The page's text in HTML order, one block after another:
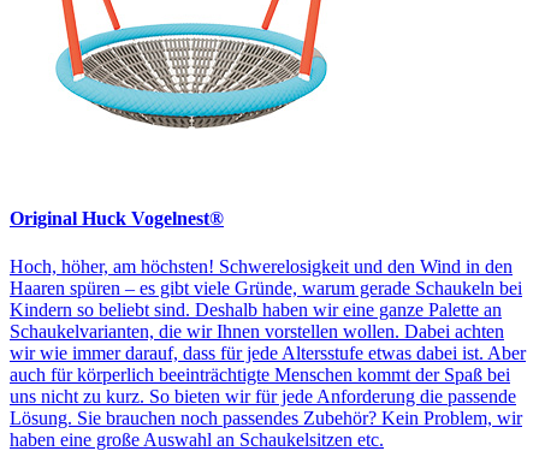
Original Huck Vogelnest®
Hoch, höher, am höchsten! Schwerelosigkeit und den Wind in den
Haaren spüren – es gibt viele Gründe, warum gerade Schaukeln bei
Kindern so beliebt sind. Deshalb haben wir eine ganze Palette an
Schaukelvarianten, die wir Ihnen vorstellen wollen. Dabei achten
wir wie immer darauf, dass für jede Altersstufe etwas dabei ist. Aber
auch für körperlich beeinträchtigte Menschen kommt der Spaß bei
uns nicht zu kurz. So bieten wir für jede Anforderung die passende
Lösung. Sie brauchen noch passendes Zubehör? Kein Problem, wir
haben eine große Auswahl an Schaukelsitzen etc.